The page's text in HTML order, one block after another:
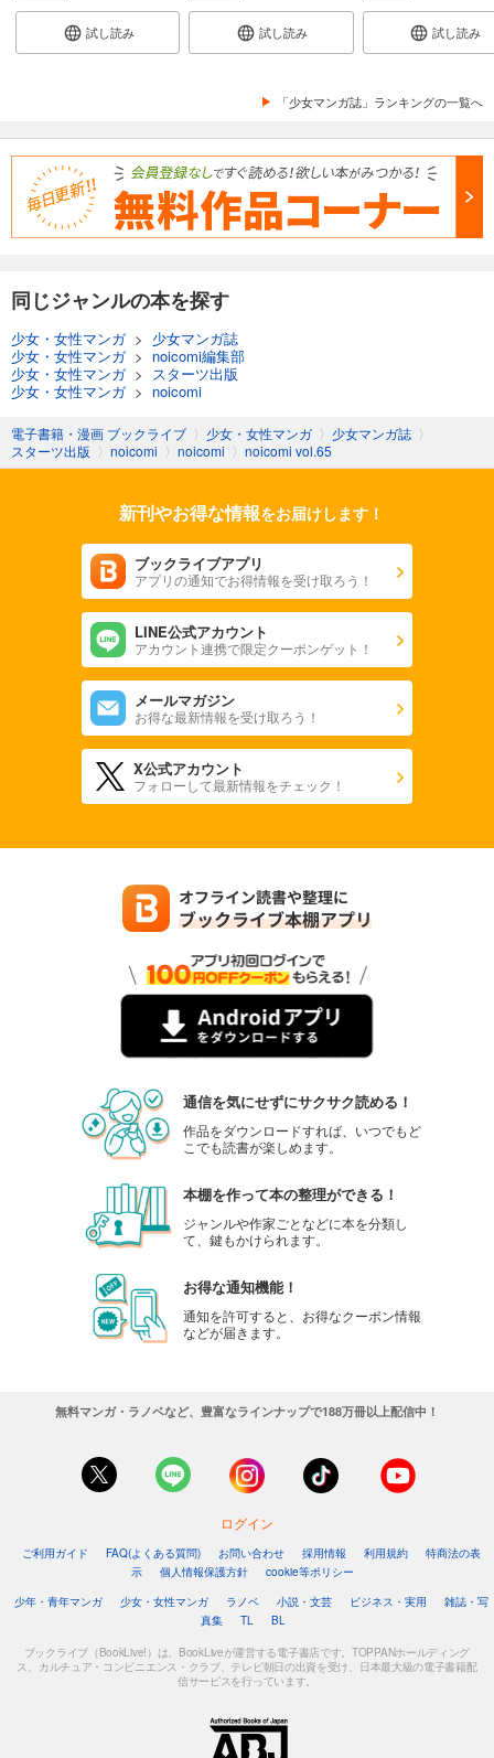
noicomi vol.144
660円 (税込)
あらすじを表示する
noicomi vol.143
660 円 (税込)
カート
あらすじを表示する
noicomi vol.142
660 円 (税込)
試し読み
あらすじを表示する
660 円 (税込)
あらすじを表示する
noicomi vol.140
440円 (税込)
あらすじを表示する
noicomi vol.139
カート
あらすじを表示する
noicomi vol.138
440円 (税込)
noicomi vol.137
550円 (税込)
あらすじを表示する
noicomi vol.136
440
円 (税込)
円 (税込)
あらすじを表示する
noicomi vol.134
試し読み 試し読み 試し読み
「少女マンガ誌」ランキングの一覧へ
同じジャンルの本を探す
少女・女性マンガ> 少女マンガ誌
少女・女性マンガ> noicomi編集部
少女・女性マンガ> スターツ出版
少女・女性マンガ> noicomi
電子書籍・漫画 ブックライブ 〉 少女・女性マンガ 〉 少女マンガ誌 〉
スターツ出版 〉 noicomi 〉 noicomi 〉 noicomi vol.65
新刊やお得な情報をお届けします！
ブックライブアプリ
アプリの通知でお得情報を受け取ろう！
LINE公式アカウント
アカウント連携で限定クーポンゲット！
メールマガジン
お得な最新情報を受け取ろう！
X公式アカウント
フォローして最新情報をチェック！
通信を気にせずにサクサク読める！
作品をダウンロードすれば、いつでもど
こでも読書が楽しめます。
本棚を作って本の整理ができる！
ジャンルや作家ごとなどに本を分類し
て、鍵もかけられます。
お得な通知機能！
通知を許可すると、お得なクーポン情報
などが届きます。
無料マンガ・ラノベなど、豊富なラインナップで188万冊以上配信中！
ログイン
ご利用ガイド FAQ(よくある質問) お問い合わせ 採用情報 利用規約
特商法の表
示
個人情報保護方針
cookie等ポリシー
少年・青年マンガ
少女・女性マンガ ラノベ 小説・文芸 ビジネス・実用
雑誌・写
真集
TL BL
ブックライブ（BookLive!）は、BookLiveが運営する電子書店です。TOPPANホールディング
ス、カルチュア・コンビニエンス・クラブ、テレビ朝日の出資を受け、日本最大級の電子書籍配
信サービスを行っています。